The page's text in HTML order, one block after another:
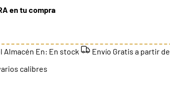
en tu compra
Almacén En: En stock Envío Gratis a partir de
calibres